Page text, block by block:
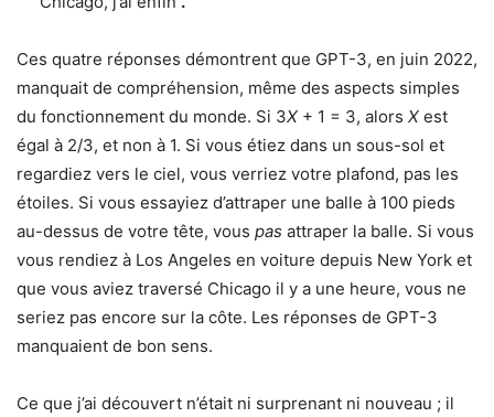
Ces quatre réponses démontrent que GPT-3, en juin 2022,
manquait de compréhension, même des aspects simples
du fonctionnement du monde. Si 3X + 1 = 3, alors X est
égal à 2/3, et non à 1. Si vous étiez dans un sous-sol et
regardiez vers le ciel, vous verriez votre plafond, pas les
étoiles. Si vous essayiez d’attraper une balle à 100 pieds
au-dessus de votre tête, vous pas attraper la balle. Si vous
vous rendiez à Los Angeles en voiture depuis New York et
que vous aviez traversé Chicago il y a une heure, vous ne
seriez pas encore sur la côte. Les réponses de GPT-3
manquaient de bon sens.
Ce que j’ai découvert n’était ni surprenant ni nouveau ; il